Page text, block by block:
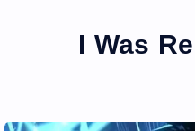
7. I Was